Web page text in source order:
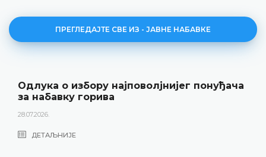
ПРЕГЛЕДАЈТЕ СВЕ ИЗ - ЈАВНЕ НАБАВКЕ
Одлука о избору најповолјнијег понуђача
за набавку горива
28.07.2026.
ДЕТАЉНИЈЕ